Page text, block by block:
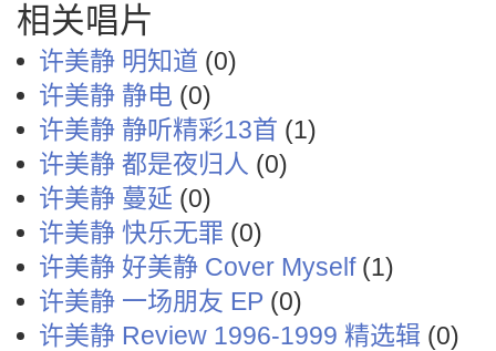
相关唱片
许美静 明知道 (0)
许美静 静电 (0)
许美静 静听精彩13首 (1)
许美静 都是夜归人 (0)
许美静 蔓延 (0)
许美静 快乐无罪 (0)
许美静 好美静 Cover Myself(1)
许美静 一场朋友 EP (0)
许美静 Review 1996-1999 精选辑 (0)